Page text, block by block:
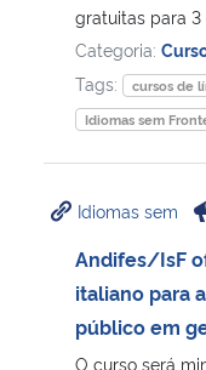
gratuitas para 3
Categoria:
Tags:
cursos de
Idiomas sem
Idiomas sem
Andifes/IsF
italiano para
público em
O curso será